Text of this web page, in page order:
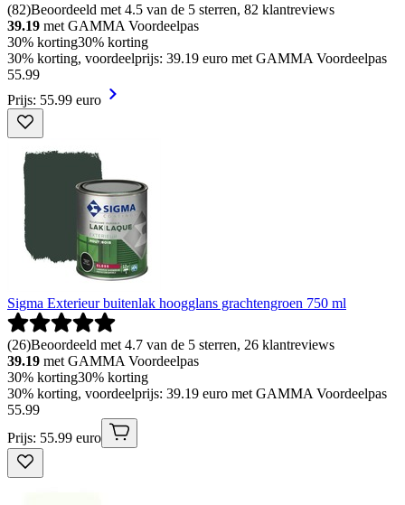
(82)Beoordeeld met 4.5 van de 5 sterren, 82 klantreviews
39.19 met GAMMA Voordeelpas
30% korting30% korting
30% korting, voordeelprijs: 39.19 euro met GAMMA Voordeelpas
55.99
Prijs: 55.99 euro
Sigma Exterieur buitenlak hoogglans grachtengroen 750 ml
(26)Beoordeeld met 4.7 van de 5 sterren, 26 klantreviews
39.19 met GAMMA Voordeelpas
30% korting30% korting
30% korting, voordeelprijs: 39.19 euro met GAMMA Voordeelpas
55.99
Prijs: 55.99 euro